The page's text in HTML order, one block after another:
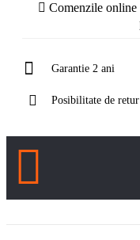
Comenzile
Garantie 2 ani
Posibilitate de